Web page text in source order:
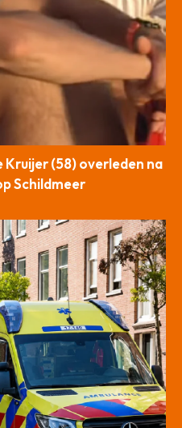
(58) overleden na
Schildmeer